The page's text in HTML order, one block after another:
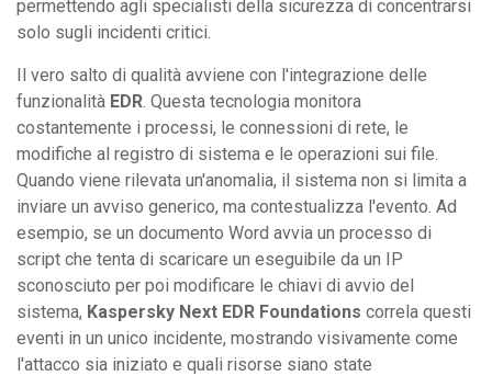
permettendo agli specialisti della sicurezza di concentrarsi
solo sugli incidenti critici.
Il vero salto di qualità avviene con l'integrazione delle
funzionalità EDR. Questa tecnologia monitora
costantemente i processi, le connessioni di rete, le
modifiche al registro di sistema e le operazioni sui file.
Quando viene rilevata un'anomalia, il sistema non si limita a
inviare un avviso generico, ma contestualizza l'evento. Ad
esempio, se un documento Word avvia un processo di
script che tenta di scaricare un eseguibile da un IP
sconosciuto per poi modificare le chiavi di avvio del
sistema, Kaspersky Next EDR Foundations correla questi
eventi in un unico incidente, mostrando visivamente come
l'attacco sia iniziato e quali risorse siano state